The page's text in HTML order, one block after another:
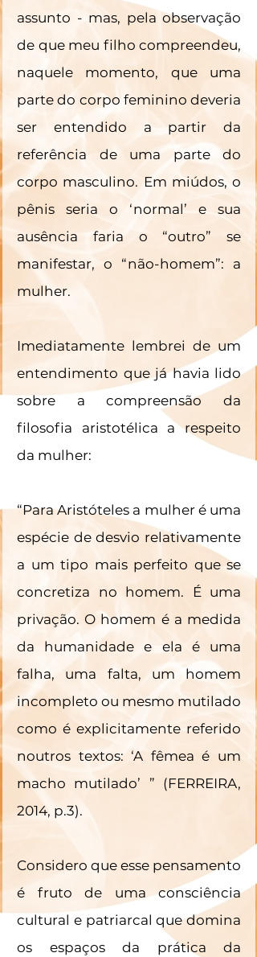
assunto - mas, pela observação
de que meu filho compreendeu,
naquele momento, que uma
parte do corpo feminino deveria
ser entendido a partir da
referência de uma parte do
corpo masculino. Em miúdos, o
pênis seria o ‘normal’ e sua
ausência faria o “outro” se
manifestar, o “não-homem”: a
mulher.
Imediatamente lembrei de um
entendimento que já havia lido
sobre a compreensão da
filosofia aristotélica a respeito
da mulher:
“Para Aristóteles a mulher é uma
espécie de desvio relativamente
a um tipo mais perfeito que se
concretiza no homem. É uma
privação. O homem é a medida
da humanidade e ela é uma
falha, uma falta, um homem
incompleto ou mesmo mutilado
como é explicitamente referido
noutros textos: ‘A fêmea é um
macho mutilado’ ” (FERREIRA,
2014, p.3).
Considero que esse pensamento
é fruto de uma consciência
cultural e patriarcal que domina
os espaços da prática da